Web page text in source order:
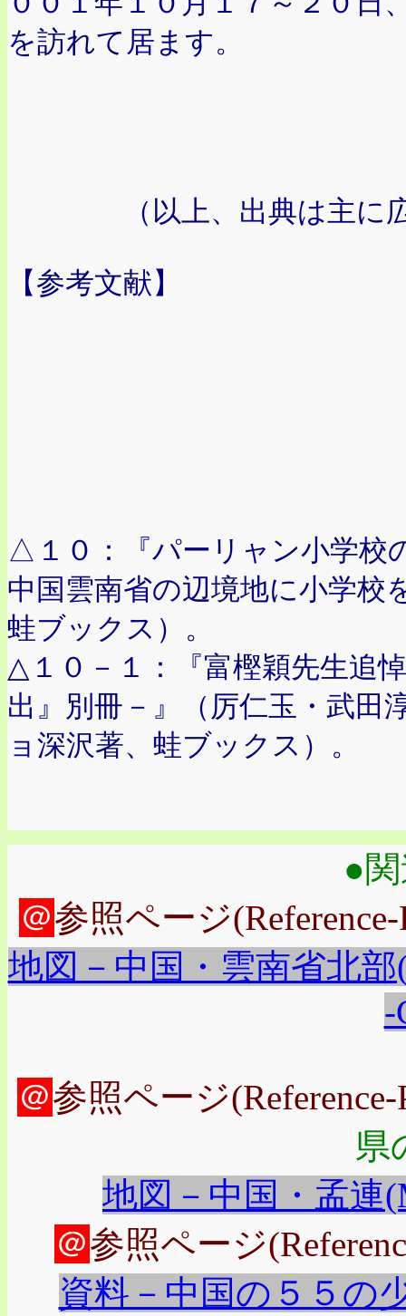
を訪れて居ます。
（以上、出典は主に広
【参考文献】
△１０：『パーリャン小学
中国雲南省の辺境地に小学校
蛙ブックス）。
△１０－１：『富樫穎先生追
出』別冊－』（厉仁玉・武田
ョ深沢著、蛙ブックス）。
●
＠参照ページ(Reference-
地図－中国・雲南省北部
-
＠参照ページ(Reference-
県
地図－中国・孟連
＠参照ページ
資料－中国の５５の